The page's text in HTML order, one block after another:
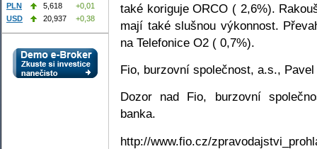
také koriguje ORCO ( 2,6%).
mají také slušnou výkonnost.
na Telefonice O2 ( 0,7%).
Fio, burzovní společnost, a.s.,
Dozor nad Fio, burzovní
banka.
http://www.fio.cz/
PLN
5,618
+0,01
USD
20,937 +0,38